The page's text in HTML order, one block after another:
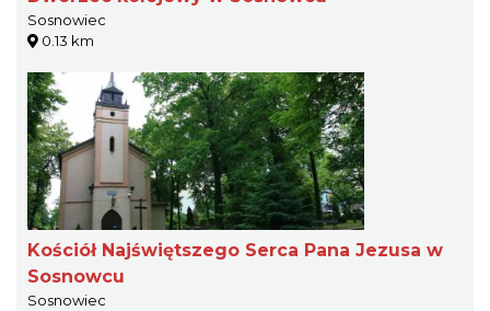
Sosnowiec
0.13 km
Kościół Najświętszego Serca Pana Jezusa w
Sosnowcu
Sosnowiec